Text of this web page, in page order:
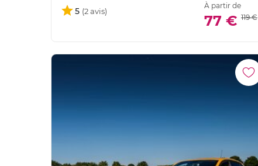
5
À partir de
77 € 119 €